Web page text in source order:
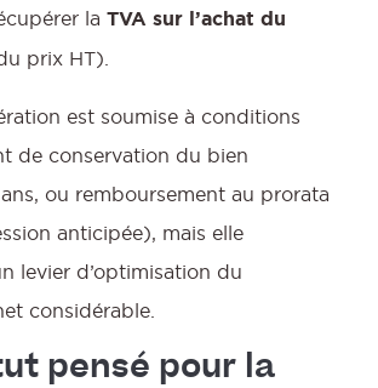
la TVA sur l’achat du
prix HT).
est soumise à conditions
de conservation du bien
ou remboursement au prorata
anticipée), mais elle
levier d’optimisation du
considérable.
pensé pour la